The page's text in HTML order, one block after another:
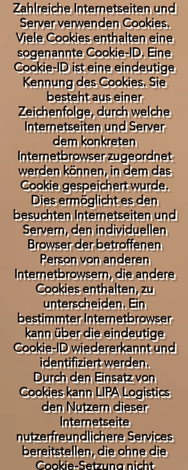
Zahlreiche Internetseiten und
Server verwenden Cookies.
Viele Cookies enthalten eine
sogenannte Cookie-ID. Eine
Cookie-ID ist eine eindeutige
Kennung des Cookies. Sie
besteht aus einer
Zeichenfolge, durch welche
Internetseiten und Server
dem konkreten
Internetbrowser zugeordnet
werden können, in dem das
Cookie gespeichert wurde.
Dies ermöglicht es den
besuchten Internetseiten und
Servern, den individuellen
Browser der betroffenen
Person von anderen
Internetbrowsern, die andere
Cookies enthalten, zu
unterscheiden. Ein
bestimmter Internetbrowser
kann über die eindeutige
Cookie-ID wiedererkannt und
identifiziert werden.
Durch den Einsatz von
Cookies kann LIPA Logistics
den Nutzern dieser
Internetseite
nutzerfreundlichere Services
bereitstellen, die ohne die
Cookie-Setzung nicht